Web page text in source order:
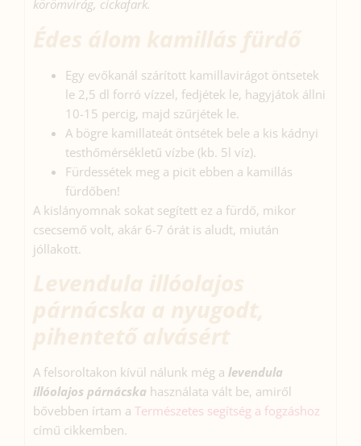
körömvirág, cickafark.
Egy evőkanál szárított kamillavirágot öntsetek
le 2,5 dl forró vízzel, fedjétek le, hagyjátok állni
10-15 percig, majd szűrjétek le.
A bögre kamillateát öntsétek bele a kis kádnyi
testhőmérsékletű vízbe (kb. 5l víz).
Fürdessétek meg a picit ebben a kamillás
fürdőben!
A kislányomnak sokat segített ez a fürdő, mikor
csecsemő volt, akár 6-7 órát is aludt, miután
jóllakott.
A felsoroltakon kívül nálunk még a levendula
illóolajos párnácska használata vált be, amiről
bővebben írtam a Természetes segítség a fogzáshoz
című cikkemben.